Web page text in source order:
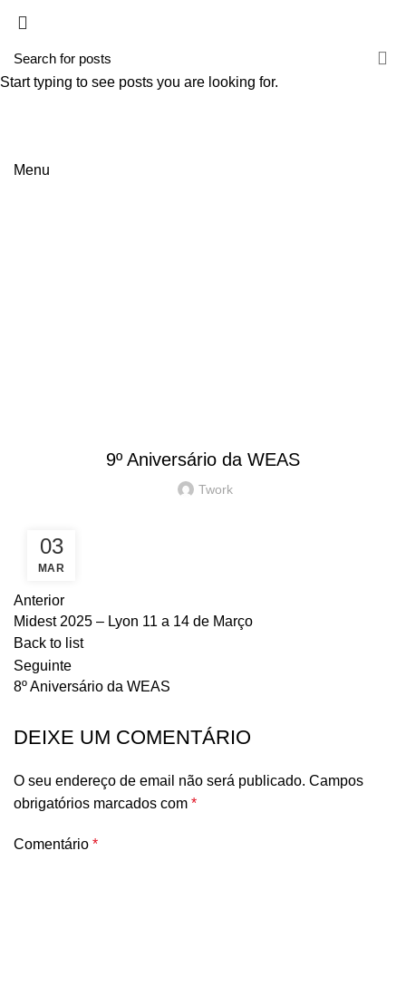
Menu
9º Aniversário da WEAS
Twork
03
MAR
Anterior
Midest 2025 – Lyon 11 a 14 de Março
Back to list
Seguinte
8º Aniversário da WEAS
DEIXE UM COMENTÁRIO
O seu endereço de email não será publicado. Campos
obrigatórios marcados com *
Comentário *
Start typing to see posts you are looking for.